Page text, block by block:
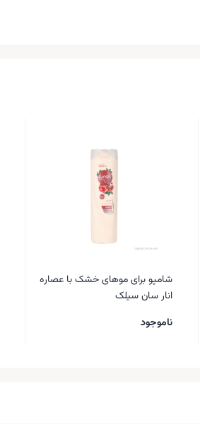
شامپو برای موهای خشک با عصاره
انار سان سیلک
ناموجود